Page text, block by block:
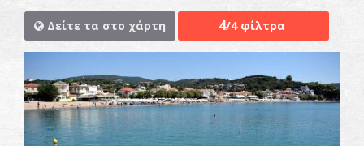
Δείτε τα στο χάρτη 4/4 φίλτρα